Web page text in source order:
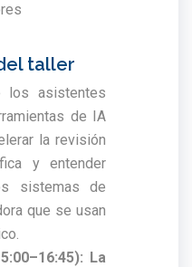
taller
los asistentes
de IA
la revisión
y entender
sistemas de
que se usan
La